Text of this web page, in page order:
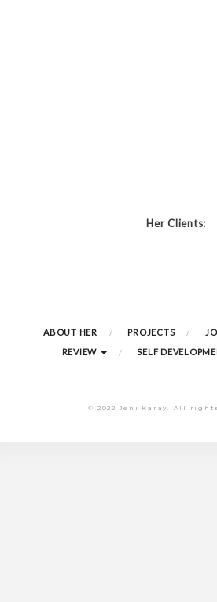
Her Clients:
ABOUT HER PROJECTS
REVIEW
SELF
© 2022 Jeni Karay. All